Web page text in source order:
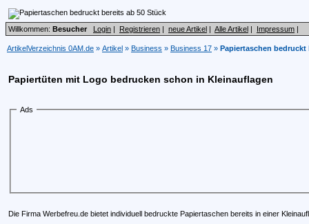
Willkommen: Besucher Login | Registrieren | neue Artikel | Alle Artikel | Impressum |
ArtikelVerzeichnis 0AM.de » Artikel » Business » Business 17 » Papiertaschen bedruckt
Papiertüten mit Logo bedrucken schon in Kleinauflagen
Ads
Die Firma Werbefreu.de bietet individuell bedruckte Papiertaschen bereits in einer